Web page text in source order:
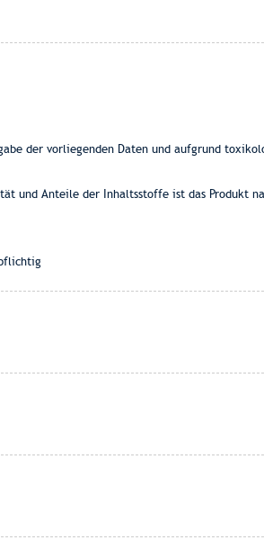
der vorliegenden Daten und aufgrund
und Anteile der Inhaltsstoffe ist das Produkt